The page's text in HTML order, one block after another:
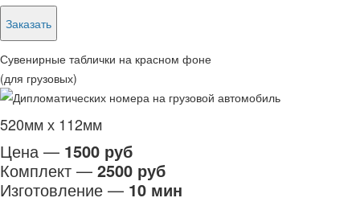
Заказать
Сувенирные таблички на красном фоне
(для грузовых)
520мм х 112мм
Цена — 1500 руб
Комплект — 2500 руб
Изготовление — 10 мин